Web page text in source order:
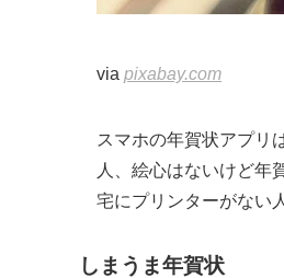
via pixabay.com
スマホの年賀状アプリ
人、絵心はないけど年
宅にプリンターがない
しまうま年賀状